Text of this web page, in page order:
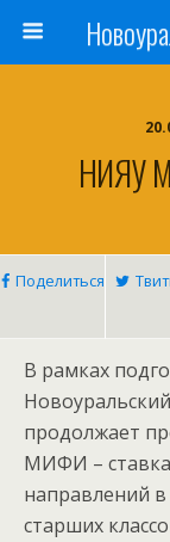
НИЯУ
Поделиться
В рамках
продолжает
МИФИ – ставка
направлений
старших